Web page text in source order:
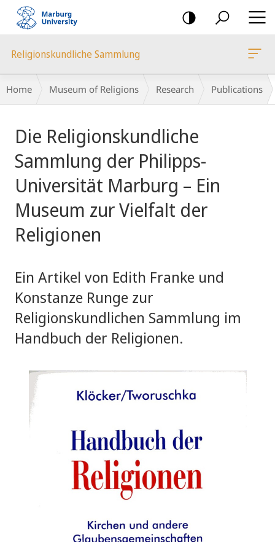
mobile
navigation
Religionskundliche Sammlung
Breadcrumb-
Navigation
Home Museum of Religions Research Publications
Content
Die Religionskundliche
Sammlung der Philipps-
Universität Marburg – Ein
Museum zur Vielfalt der
Religionen
Ein Artikel von Edith Franke und
Konstanze Runge zur
Religionskundlichen Sammlung im
Handbuch der Religionen.